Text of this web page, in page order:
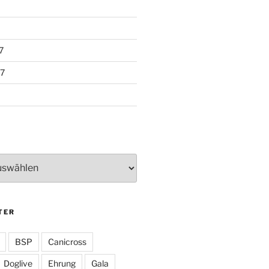
BSP Canicross
Doglive Ehrung Gala